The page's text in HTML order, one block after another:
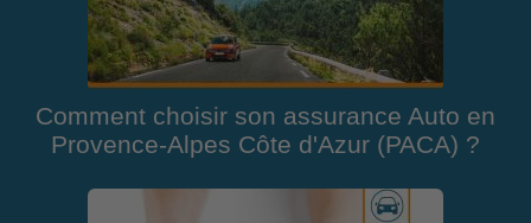
Comment choisir son assurance Auto en
Provence-Alpes Côte d'Azur (PACA) ?